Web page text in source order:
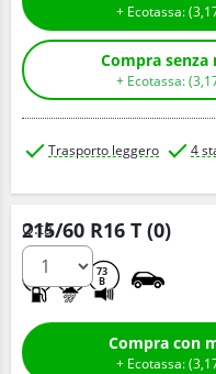
+ Ecotassa: (3,
+ Ecotassa: (3,
Trasporto leggero 4
215/60 R16 T (0)
73
B
Q.tà
+ Ecotassa: (3,